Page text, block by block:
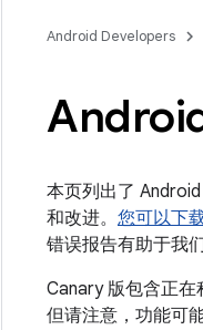
Android Developers
本页列出了
和改进。 您可以下
错误报告有助于我
Canary 版包含正在
但请注意，功能可